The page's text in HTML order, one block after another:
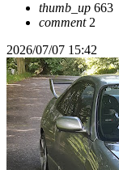
thumb_up 663
comment2
2026/07/07 15:42